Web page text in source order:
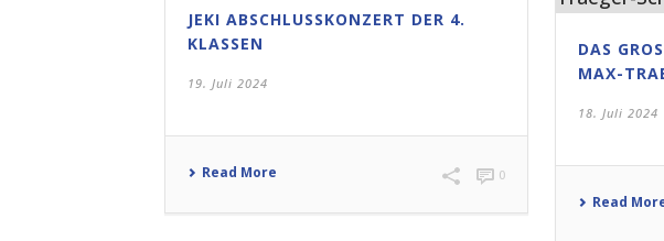
JEKI ABSCHLUSSKONZERT DER 4.
KLASSEN
19. Juli 2024
Read More 0
DAS
X-
18. Juli 2024
Read